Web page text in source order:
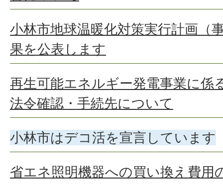
小林市地球温暖化対策実行計画（
果を公表します
再生可能エネルギー発電事業に係
法令確認・手続先について
小林市はデコ活を宣言しています
省エネ照明機器への買い換え費用